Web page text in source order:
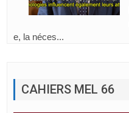
CAHIERS MEL 66